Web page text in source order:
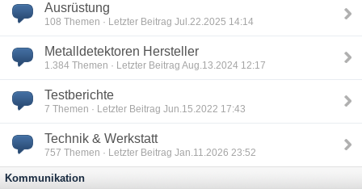
Ausrüstung
108 Themen · Letzter Beitrag Jul.22.2025 14:14
Metalldetektoren Hersteller
1.384 Themen · Letzter Beitrag Aug.13.2024 12:17
Testberichte
7 Themen · Letzter Beitrag Jun.15.2022 17:43
Technik & Werkstatt
757 Themen · Letzter Beitrag Jan.11.2026 23:52
Kommunikation